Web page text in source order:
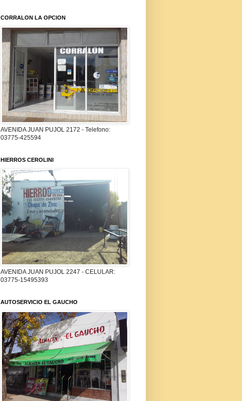
CORRALON LA OPCION
AVENIDA JUAN PUJOL 2172 - Telefono:
03775-425594
HIERROS CEROLINI
AVENIDA JUAN PUJOL 2247 - CELULAR:
03775-15495393
AUTOSERVICIO EL GAUCHO